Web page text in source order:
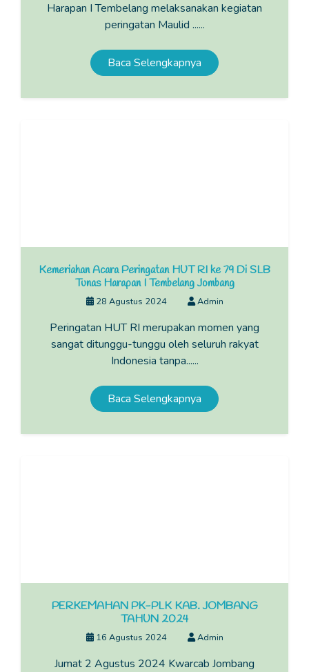
Harapan I Tembelang melaksanakan kegiatan
peringatan Maulid ......
Baca Selengkapnya
Kemeriahan Acara Peringatan HUT RI ke 79 Di SLB
Tunas Harapan I Tembelang Jombang
28 Agustus 2024 Admin
Peringatan HUT RI merupakan momen yang
sangat ditunggu-tunggu oleh seluruh rakyat
Indonesia tanpa......
Baca Selengkapnya
PERKEMAHAN PK-PLK KAB. JOMBANG
TAHUN 2024
16 Agustus 2024 Admin
Jumat 2 Agustus 2024 Kwarcab Jombang